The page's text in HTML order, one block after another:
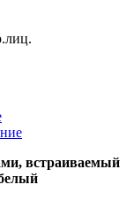
встраиваемый